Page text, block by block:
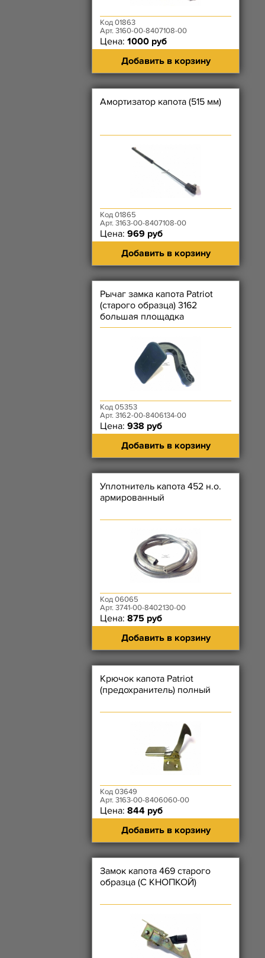
Код 01863
Арт. 3160-00-8407108-00
Цена: 1000 руб
Добавить в корзину
Амортизатор капота (515 мм)
Код 01865
Арт. 3163-00-8407108-00
Цена: 969 руб
Добавить в корзину
Рычаг замка капота Patriot
(старого образца) 3162
большая площадка
Код 05353
Арт. 3162-00-8406134-00
Цена: 938 руб
Добавить в корзину
Уплотнитель капота 452 н.о.
армированный
Код 06065
Арт. 3741-00-8402130-00
Цена: 875 руб
Добавить в корзину
Крючок капота Patriot
(предохранитель) полный
Код 03649
Арт. 3163-00-8406060-00
Цена: 844 руб
Добавить в корзину
Замок капота 469 старого
образца (С КНОПКОЙ)